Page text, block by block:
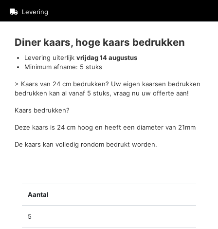
Levering
Diner kaars, hoge kaars bedrukken
Levering uiterlijk vrijdag 14 augustus
Minimum afname: 5 stuks
> Kaars van 24 cm bedrukken? Uw eigen kaarsen bedrukken
bedrukken kan al vanaf 5 stuks, vraag nu uw offerte aan!
Kaars bedrukken?
Deze kaars is 24 cm hoog en heeft een diameter van 21mm
De kaars kan volledig rondom bedrukt worden.
Aantal
5